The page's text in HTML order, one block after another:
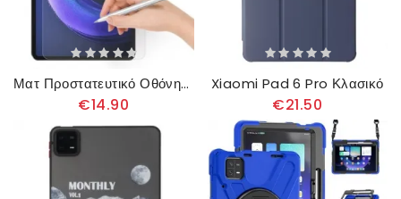
Ματ Προστατευτικό Οθόνης Για Xiaomi Pad 6 / Pad 6 Pro
€14.90
Xiaomi Pad 6 Pro Κλασικό
€21.50